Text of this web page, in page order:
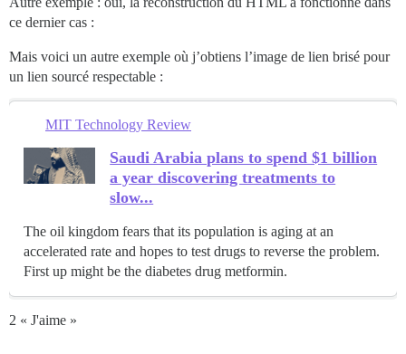
ce dernier cas :
Mais voici un autre exemple où j’obtiens l’image de lien brisé pour
un lien sourcé respectable :
MIT Technology Review
Saudi Arabia plans to spend $1 billion
a year discovering treatments to
slow...
The oil kingdom fears that its population is aging at an
accelerated rate and hopes to test drugs to reverse the problem.
First up might be the diabetes drug metformin.
2 « J'aime »